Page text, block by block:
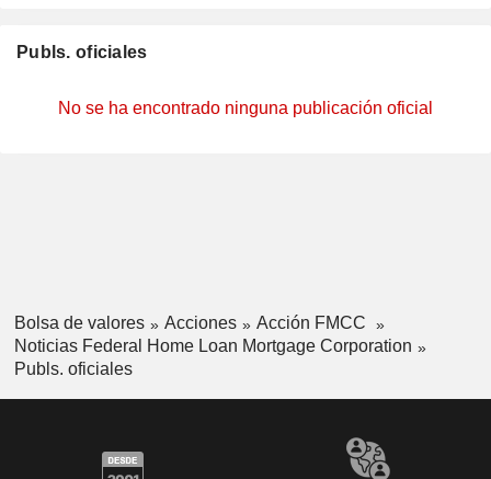
Publs. oficiales
No se ha encontrado ninguna publicación oficial
Bolsa de valores Acciones
Acción FMCC
Noticias Federal Home Loan Mortgage Corporation
Publs. oficiales